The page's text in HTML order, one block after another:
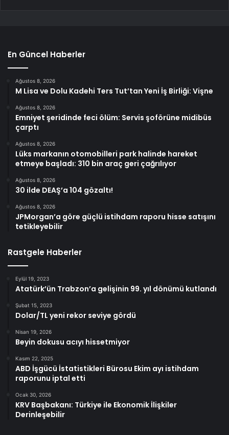
En Güncel Haberler
Ağustos 8, 2026
M Lisa ve Dolu Kadehi Ters Tut’tan Yeni İş Birliği: Vişne
Ağustos 8, 2026
Emniyet şeridinde feci ölüm: Servis şoförüne midibüs
çarptı
Ağustos 8, 2026
Lüks markanın otomobilleri park halinde hareket
etmeye başladı: 310 bin araç geri çağrılıyor
Ağustos 8, 2026
30 ilde DEAŞ’a 104 gözaltı!
Ağustos 8, 2026
JPMorgan’a göre güçlü istihdam raporu hisse satışını
tetikleyebilir
Rastgele Haberler
Eylül 19, 2023
Atatürk’ün Trabzon’a gelişinin 99. yıl dönümü kutlandı
Şubat 15, 2023
Dolar/TL yeni rekor seviye gördü
Nisan 19, 2026
Beyin dokusu acıyı hissetmiyor
Kasım 22, 2025
ABD İşgücü İstatistikleri Bürosu Ekim ayı istihdam
raporunu iptal etti
Ocak 30, 2026
KRV Başbakanı: Türkiye ile Ekonomik İlişkiler
Derinleşebilir